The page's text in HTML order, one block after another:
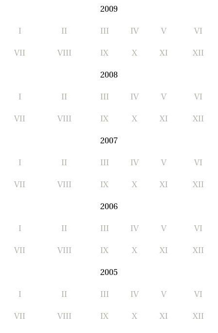
2009
I II III IV V VI
VII VIII IX X XI XII
2008
I II III IV V VI
VII VIII IX X XI XII
2007
I II III IV V VI
VII VIII IX X XI XII
2006
I II III IV V VI
VII VIII IX X XI XII
2005
I II III IV V VI
VII VIII IX X XI XII